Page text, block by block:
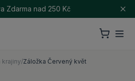
Zdarma nad 250 Kč
krajiny/Záložka Červený květ